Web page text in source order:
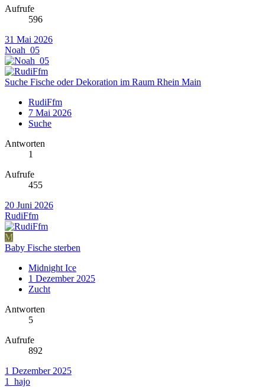
Aufrufe
596
31 Mai 2026
Noah_05
Suche Fische oder Dekoration im Raum Rhein Main
RudiFfm
7 Mai 2026
Suche
Antworten
1
Aufrufe
455
20 Juni 2026
RudiFfm
M
Baby Fische sterben
Midnight Ice
1 Dezember 2025
Zucht
Antworten
5
Aufrufe
892
1 Dezember 2025
1_hajo